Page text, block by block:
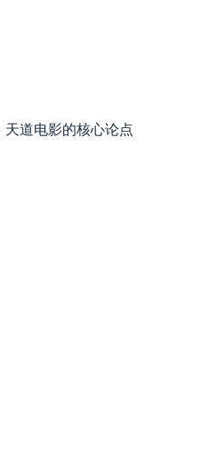
道电影的核心论点